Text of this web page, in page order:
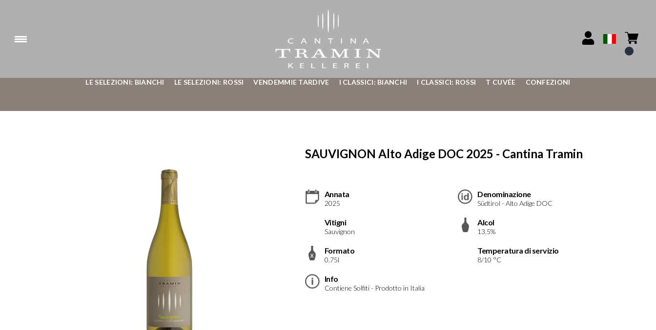
LE SELEZIONI: BIANCHI LE SELEZIONI: ROSSI VENDEMMIE TARDIVE I CLASSICI: BIANCHI I CLASSICI: ROSSI T CUVÉE CONFEZIONI
SAUVIGNON Alto Adige DOC 2025 - Cantina Tramin
Annata
2025
Denominazione
Südtirol - Alto Adige DOC
Vitigni
Sauvignon
Alcol
13.5%
Formato
0.75l
Temperatura di servizio
8/10 °C
Info
Contiene Solfiti - Prodotto in Italia